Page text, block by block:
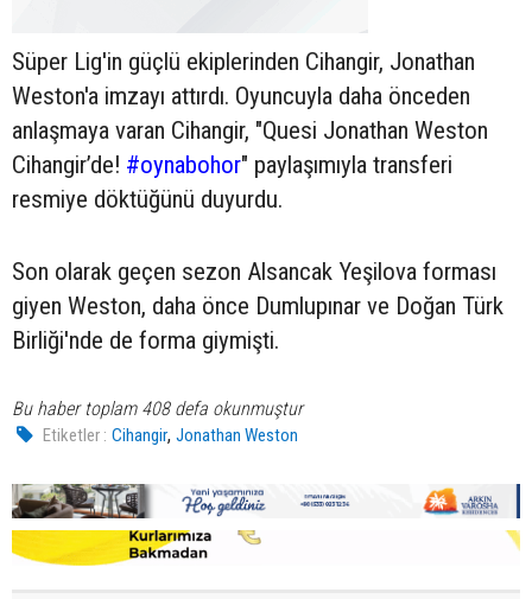
Süper Lig'in güçlü ekiplerinden Cihangir, Jonathan
Weston'a imzayı attırdı. Oyuncuyla daha önceden
anlaşmaya varan Cihangir, "Quesi Jonathan Weston
Cihangir’de! #oynabohor" paylaşımıyla transferi
resmiye döktüğünü duyurdu.
Son olarak geçen sezon Alsancak Yeşilova forması
giyen Weston, daha önce Dumlupınar ve Doğan Türk
Birliği'nde de forma giymişti.
Bu haber toplam 408 defa okunmuştur
Etiketler : Cihangir,Jonathan Weston